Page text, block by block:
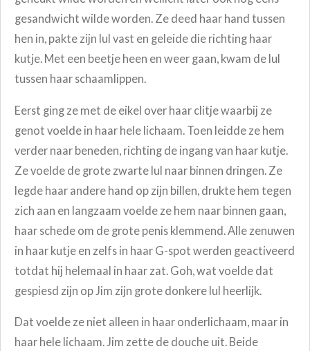
gesandwicht wilde worden. Ze deed haar hand tussen
hen in, pakte zijn lul vast en geleide die richting haar
kutje. Met een beetje heen en weer gaan, kwam de lul
tussen haar schaamlippen.
Eerst ging ze met de eikel over haar clitje waarbij ze
genot voelde in haar hele lichaam. Toen leidde ze hem
verder naar beneden, richting de ingang van haar kutje.
Ze voelde de grote zwarte lul naar binnen dringen. Ze
legde haar andere hand op zijn billen, drukte hem tegen
zich aan en langzaam voelde ze hem naar binnen gaan,
haar schede om de grote penis klemmend. Alle zenuwen
in haar kutje en zelfs in haar G-spot werden geactiveerd
totdat hij helemaal in haar zat. Goh, wat voelde dat
gespiesd zijn op Jim zijn grote donkere lul heerlijk.
Dat voelde ze niet alleen in haar onderlichaam, maar in
haar hele lichaam. Jim zette de douche uit. Beide